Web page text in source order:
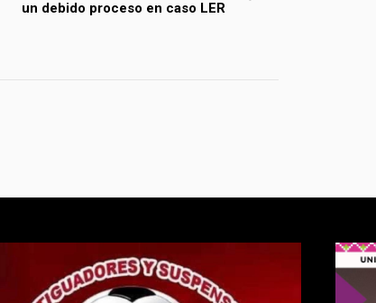
un debido proceso en caso LER